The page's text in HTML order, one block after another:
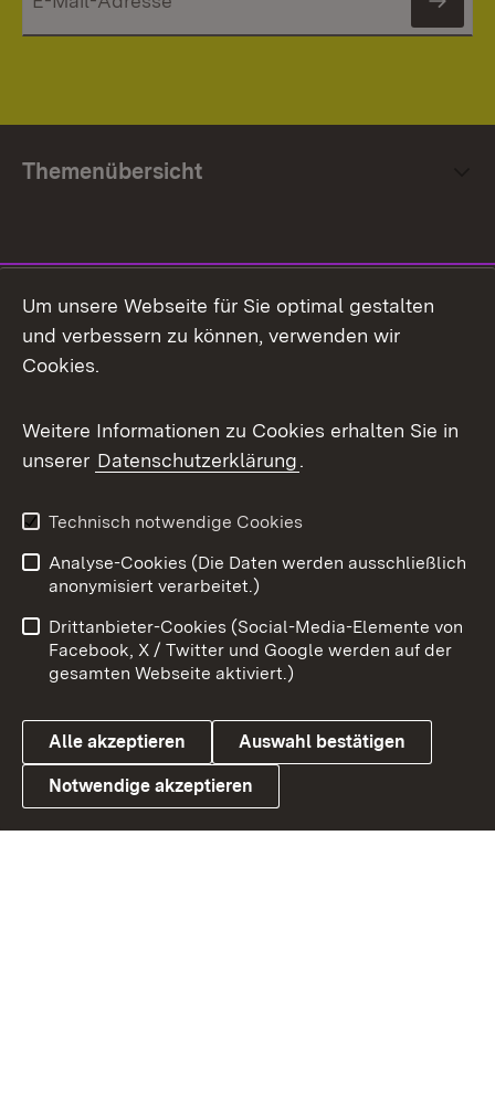
Themenübersicht
Facebook
X / Twitter
Youtube
Link zum Landesportal
Impressum
Kontakt
Barrierefreiheit
Datenschutz
Cookies
Um unsere Webseite für Sie optimal gestalten
und verbessern zu können, verwenden wir
Cookies.
Weitere Informationen zu Cookies erhalten Sie in
unserer Datenschutzerklärung.
Technisch notwendige Cookies
Analyse-Cookies (Die Daten werden ausschließlich
anonymisiert verarbeitet.)
Drittanbieter-Cookies (Social-Media-Elemente von
Facebook, X / Twitter und Google werden auf der
gesamten Webseite aktiviert.)
Alle akzeptieren Auswahl bestätigen
Notwendige akzeptieren